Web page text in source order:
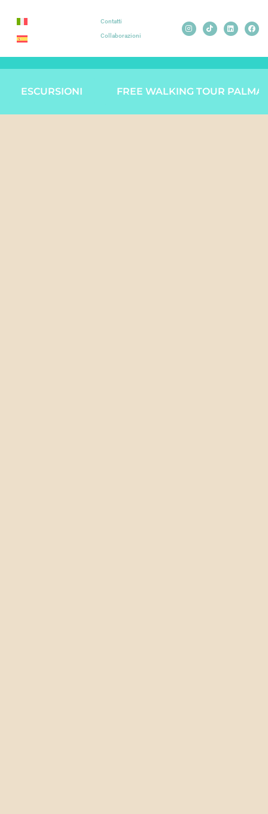
Contatti
Collaborazioni
ESCURSIONI FREE WALKING TOUR PALMA